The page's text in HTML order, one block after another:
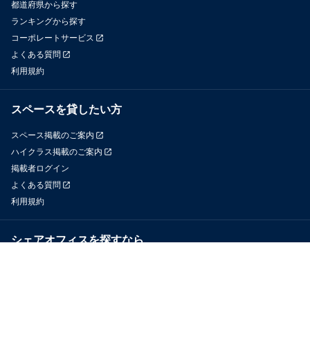
都道府県から探す
ランキングから探す
コーポレートサービス
よくある質問
利用規約
スペースを貸したい方
スペース掲載のご案内
ハイクラス掲載のご案内
掲載者ログイン
よくある質問
利用規約
シェアオフィスを探すなら